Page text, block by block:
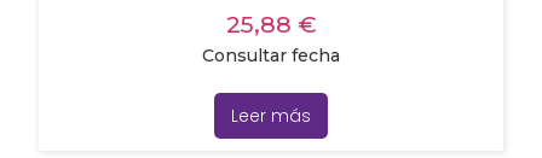
HOJAS/PAQ, FSC MIX CREDIT
25,88 €
Consultar fecha
Leer más